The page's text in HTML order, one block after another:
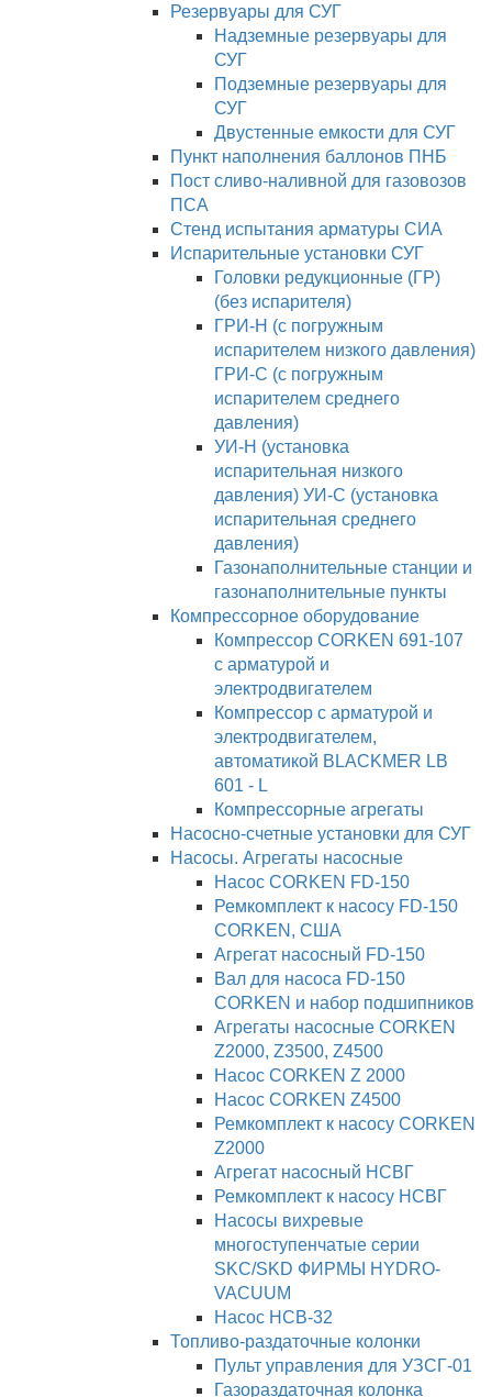
Резервуары для СУГ
Надземные резервуары для
СУГ
Подземные резервуары для
СУГ
Двустенные емкости для СУГ
Пункт наполнения баллонов ПНБ
Пост сливо-наливной для газовозов
ПСА
Стенд испытания арматуры СИА
Испарительные установки СУГ
Головки редукционные (ГР)
(без испарителя)
ГРИ-Н (с погружным
испарителем низкого давления)
ГРИ-С (с погружным
испарителем среднего
давления)
УИ-Н (установка
испарительная низкого
давления) УИ-С (установка
испарительная среднего
давления)
Газонаполнительные станции и
газонаполнительные пункты
Компрессорное оборудование
Компрессор CORKEN 691-107
с арматурой и
электродвигателем
Компрессор с арматурой и
электродвигателем,
автоматикой BLACKMER LB
601 - L
Компрессорные агрегаты
Насосно-счетные установки для СУГ
Насосы. Агрегаты насосные
Насос CORKEN FD-150
Ремкомплект к насосу FD-150
CORKEN, США
Агрегат насосный FD-150
Вал для насоса FD-150
CORKEN и набор подшипников
Агрегаты насосные CORKEN
Z2000, Z3500, Z4500
Насос CORKEN Z 2000
Насос CORKEN Z4500
Ремкомплект к насосу CORKEN
Z2000
Агрегат насосный НСВГ
Ремкомплект к насосу НСВГ
Насосы вихревые
многоступенчатые серии
SKC/SKD ФИРМЫ HYDRO-
VACUUM
Насос НСВ-32
Топливо-раздаточные колонки
Пульт управления для УЗСГ-01
Газораздаточная колонка